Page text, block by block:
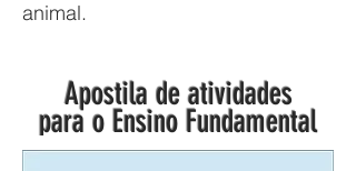
animal.
Apostila de atividades
para o Ensino Fundamental